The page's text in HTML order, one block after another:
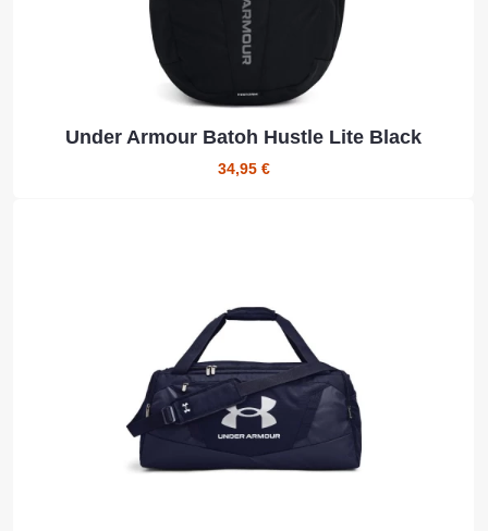
Under Armour Batoh Hustle Lite Black
34,95 €